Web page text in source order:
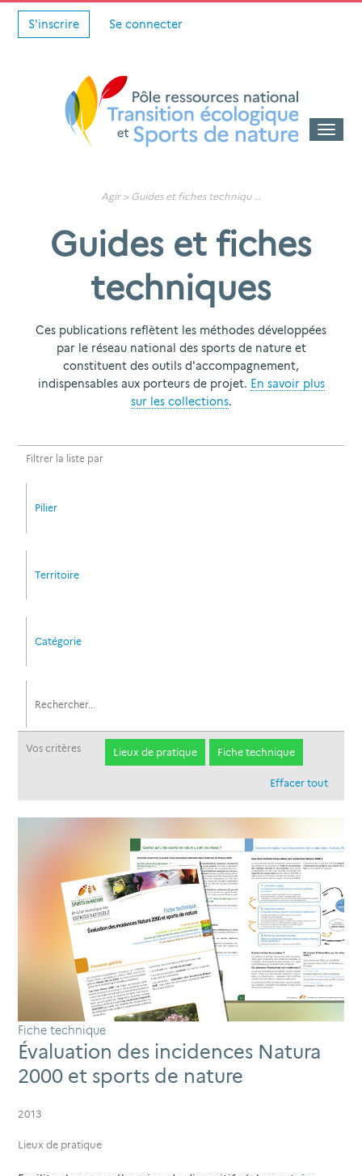
S'inscrire Se connecter
Toggle
Agir > Guides et fiches techniqu...
Guides et fiches
techniques
Ces publications reflètent les méthodes développées
par le réseau national des sports de nature et
constituent des outils d'accompagnement,
indispensables aux porteurs de projet. En savoir plus
sur les collections.
Filtrer la liste par
Pilier
Territoire
Catégorie
Vos critères Lieux de pratique Fiche technique
Effacer tout
Fiche technique
Évaluation des incidences Natura
2000 et sports de nature
2013
Lieux de pratique